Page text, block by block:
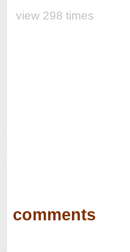
view 298 times
comments